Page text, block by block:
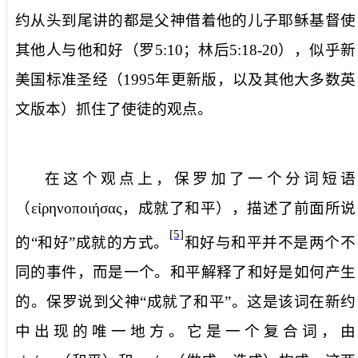
约从头到尾讲的都是父神借着他的儿子耶稣基督使
其他人与他和好（罗5:10；林后5:18-20），似乎新
美国标准圣经（1995年更新版，以及其他大多数英
文版本）抓住了使徒的观点。
在这个观点上，保罗加了一个分词短语
（εἰρηνοποιήσας， 成就了和平），描述了前面所说
的“和好”成就的方式。 [5]和好与和平并不是两个不
同的事件，而是一个。和平解释了和好是如何产生
的。保罗说到父神“成就了和平”。这是该词在新约
中出现的唯一地方。它是一个复合词，由